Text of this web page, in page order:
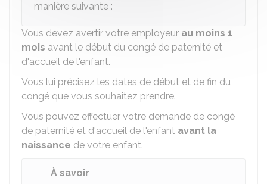
manière suivante :
Vous devez avertir votre employeur au moins 1
mois avant le début du congé de paternité et
d'accueil de l'enfant.
Vous lui précisez les dates de début et de fin du
congé que vous souhaitez prendre.
Vous pouvez effectuer votre demande de congé
de paternité et d'accueil de l'enfant avant la
naissance de votre enfant.
À savoir